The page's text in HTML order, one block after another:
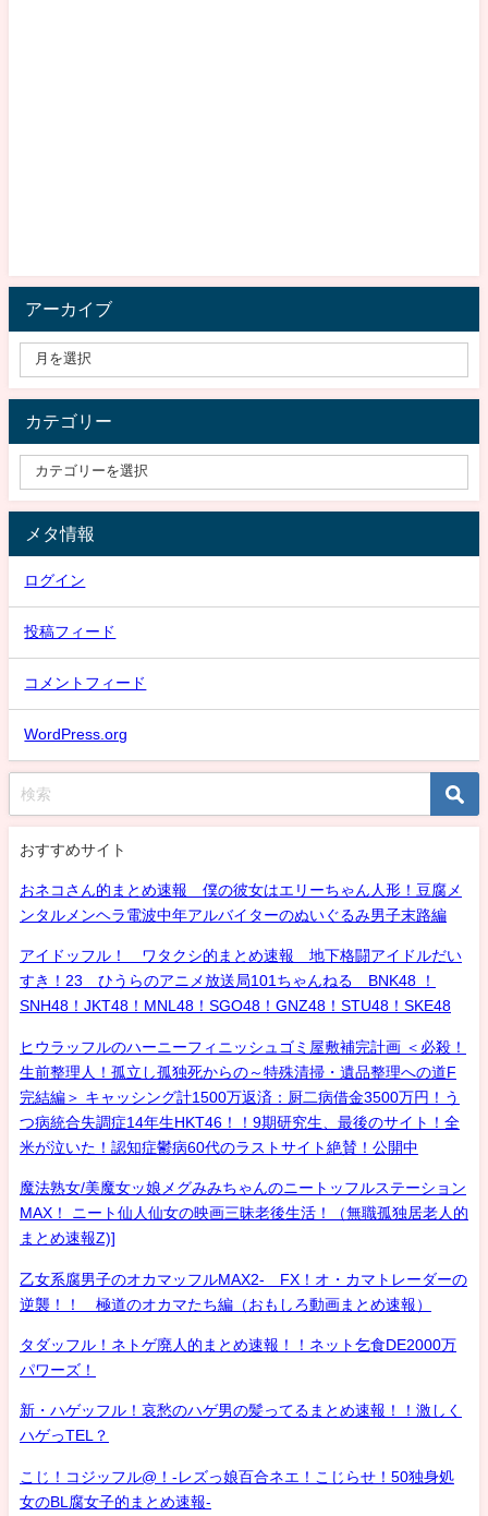
アーカイブ
カテゴリー
メタ情報
ログイン
投稿フィード
コメントフィード
WordPress.org
おすすめサイト
おネコさん的まとめ速報 僕の彼女はエリーちゃん人形！豆腐メ
ンタルメンヘラ電波中年アルバイターのぬいぐるみ男子末路編
アイドッフル！ ワタクシ的まとめ速報 地下格闘アイドルだい
すき！23 ひうらのアニメ放送局101ちゃんねる BNK48 ！
SNH48！JKT48！MNL48！SGO48！GNZ48！STU48！SKE48
ヒウラッフルのハーニーフィニッシュゴミ屋敷補完計画 ＜必殺！
生前整理人！孤立し孤独死からの～特殊清掃・遺品整理への道F
完結編＞ キャッシング計1500万返済：厨二病借金3500万円！う
つ病統合失調症14年生HKT46！！9期研究生、最後のサイト！全
米が泣いた！認知症鬱病60代のラストサイト絶賛！公開中
魔法熟女/美魔女ッ娘メグみみちゃんのニートッフルステーション
MAX！ ニート仙人仙女の映画三昧老後生活！（無職孤独居老人的
まとめ速報Z)]
乙女系腐男子のオカマッフルMAX2- FX！オ・カマトレーダーの
逆襲！！ 極道のオカマたち編（おもしろ動画まとめ速報）
タダッフル！ネトゲ廃人的まとめ速報！！ネット乞食DE2000万
パワーズ！
新・ハゲッフル！哀愁のハゲ男の髪ってるまとめ速報！！激しく
ハゲっTEL？
こじ！コジッフル@！-レズっ娘百合ネエ！こじらせ！50独身処
女のBL腐女子的まとめ速報-